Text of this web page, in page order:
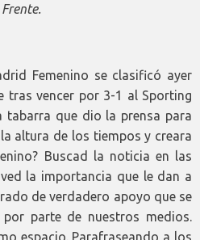
Femenino se clasificó ayer
tras vencer por 3-1 al Sporting
tabarra que dio la prensa para
altura de los tiempos y creara
Buscad la noticia en las
la importancia que le dan a
de verdadero apoyo que se
parte de nuestros medios.
espacio. Parafraseando a los